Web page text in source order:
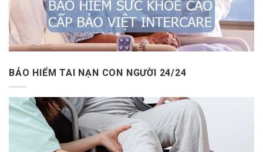
BẢO HIỂM TAI NẠN CON NGƯỜI 24/24